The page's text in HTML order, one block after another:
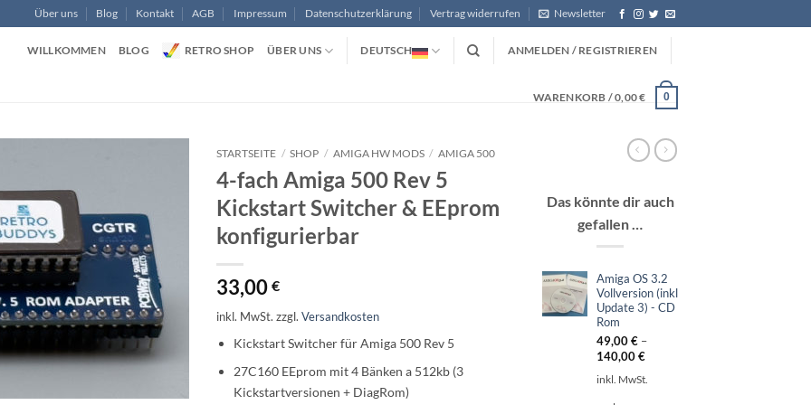
Über uns Blog Kontakt AGB Impressum Datenschutzerklärung Vertrag widerrufen Newsletter
WILLKOMMEN BLOG RETRO SHOP ÜBER UNS DEUTSCH ANMELDEN / REGISTRIEREN
WARENKORB /0,00€ 0
STARTSEITE / SHOP / AMIGA HW MODS / AMIGA 500
4-fach Amiga 500 Rev 5
Kickstart Switcher & EEprom
konfigurierbar
33,00 €
inkl. MwSt. zzgl. Versandkosten
Kickstart Switcher für Amiga 500 Rev 5
27C160 EEprom mit 4 Bänken a 512kb (3
Kickstartversionen + DiagRom)
Das könnte dir auch
gefallen …
Amiga OS 3.2
Vollversion (inkl
Update 3) - CD
Rom
49,00€ –
140,00€
inkl. MwSt.